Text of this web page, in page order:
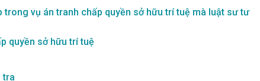
vụ án tranh chấp quyền sở hữu trí tuệ mà luật sư tư
quyền sở hữu trí tuệ
tra